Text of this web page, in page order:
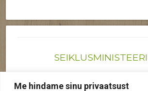
Me hindame sinu privaatsust